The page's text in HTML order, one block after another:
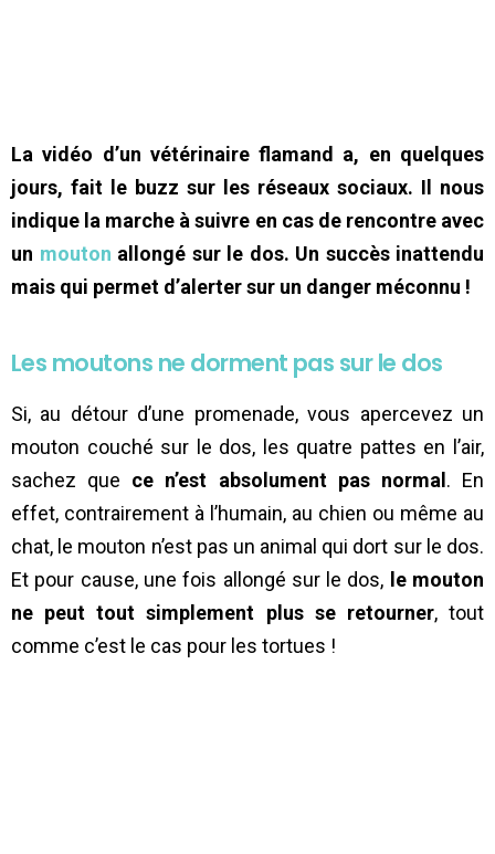
La vidéo d’un vétérinaire flamand a, en quelques
jours, fait le buzz sur les réseaux sociaux. Il nous
indique la marche à suivre en cas de rencontre avec
un mouton allongé sur le dos. Un succès inattendu
mais qui permet d’alerter sur un danger méconnu !
Les moutons ne dorment pas sur le dos
Si, au détour d’une promenade, vous apercevez un
mouton couché sur le dos, les quatre pattes en l’air,
sachez que ce n’est absolument pas normal . En
effet, contrairement à l’humain, au chien ou même au
chat, le mouton n’est pas un animal qui dort sur le dos.
Et pour cause, une fois allongé sur le dos, le mouton
ne peut tout simplement plus se retourner, tout
comme c’est le cas pour les tortues !